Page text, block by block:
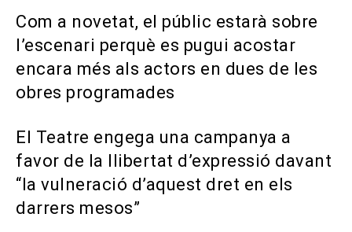
Com a novetat, el públic estarà sobre
l’escenari perquè es pugui acostar
encara més als actors en dues de les
obres programades
El Teatre engega una campanya a
favor de la llibertat d’expressió davant
“la vulneració d’aquest dret en els
darrers mesos”